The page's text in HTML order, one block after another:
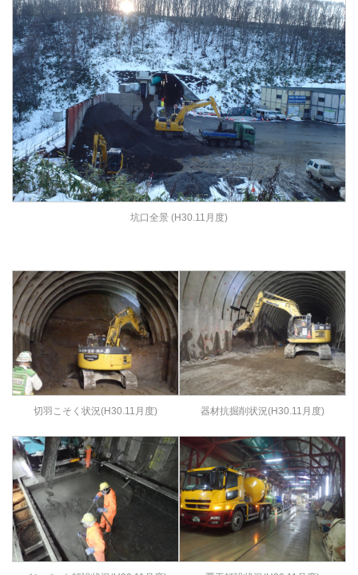
坑口全景 (H30.11月度)
切羽こそく状況(H30.11月度) 器材抗掘削状況(H30.11月度)